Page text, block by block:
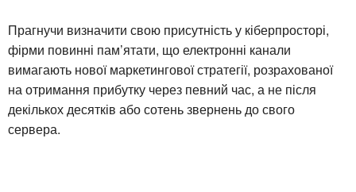
Прагнучи визначити свою присутність у кіберпросторі,
фірми повинні пам’ятати, що електронні канали
вимагають нової маркетингової стратегії, розрахованої
на отримання прибутку через певний час, а не після
декількох десятків або сотень звернень до свого
сервера.